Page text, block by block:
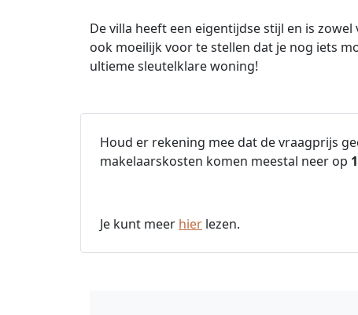
De villa heeft een eigentijdse stijl en is
ook moeilijk voor te stellen dat je nog iets
ultieme sleutelklare woning!
Houd er rekening mee dat de vraagprijs
makelaarskosten komen meestal neer op
Je kunt meer hier lezen.